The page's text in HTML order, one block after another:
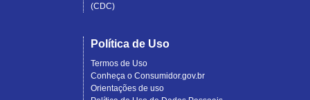
(CDC)
Política de Uso
Termos de Uso
Conheça o Consumidor.gov.br
Orientações de uso